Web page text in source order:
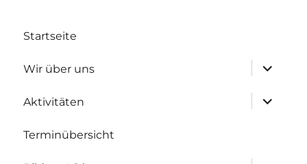
Startseite
Wir über uns
Aktivitäten
Terminübersicht